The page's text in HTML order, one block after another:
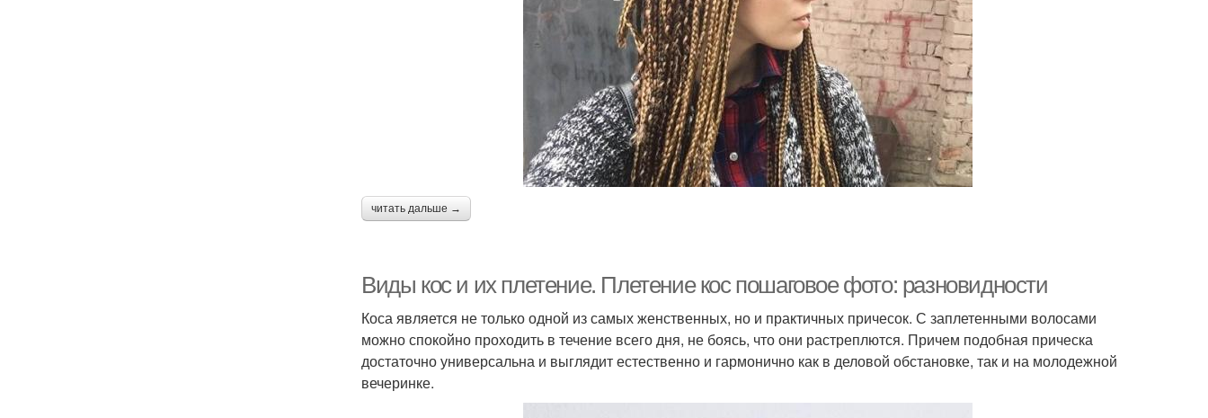
читать дальше →
Виды кос и их плетение. Плетение кос пошаговое фото: разновидности
Коса является не только одной из самых женственных, но и практичных причесок. С заплетенными волосами
можно спокойно проходить в течение всего дня, не боясь, что они растреплются. Причем подобная прическа
достаточно универсальна и выглядит естественно и гармонично как в деловой обстановке, так и на молодежной
вечеринке.